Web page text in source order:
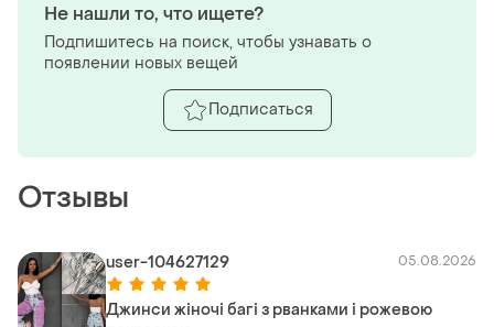
Отзывы
user-104627129 05.08.2026
Джинси жіночі багі з рванками і рожевою
Не нашли то, что ищете?
Подпишитесь на поиск, чтобы узнавать о
появлении новых вещей
Подписаться